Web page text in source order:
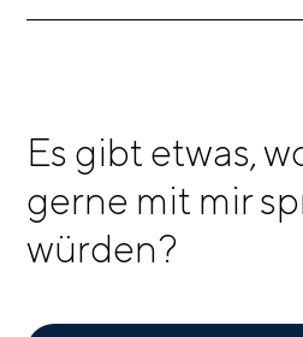
Es gibt etwas,
gerne mit mir
würden?